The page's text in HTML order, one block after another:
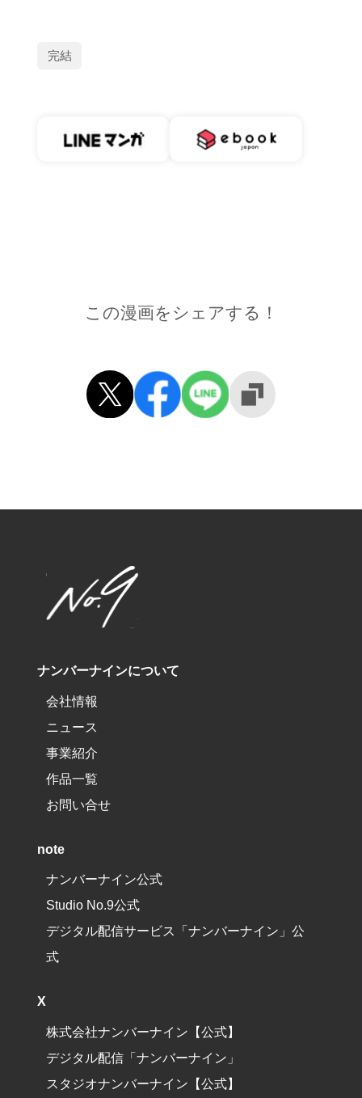
完結
この漫画をシェアする！
ナンバーナインについて
会社情報
ニュース
事業紹介
作品一覧
お問い合せ
note
ナンバーナイン公式
Studio No.9公式
デジタル配信サービス「ナンバーナイン」公
式
X
株式会社ナンバーナイン【公式】
デジタル配信「ナンバーナイン」
スタジオナンバーナイン【公式】